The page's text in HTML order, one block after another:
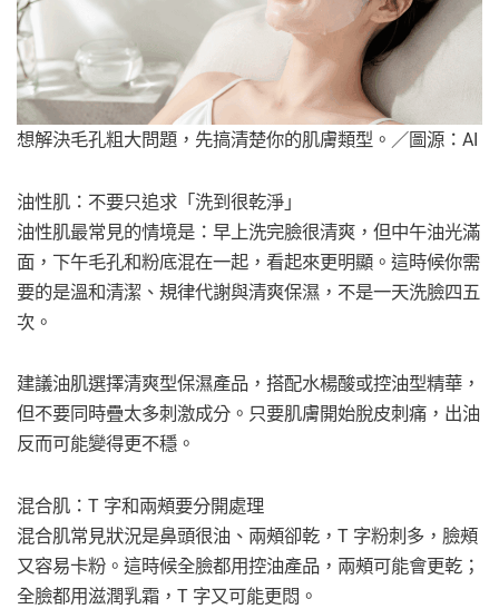
想解決毛孔粗大問題，先搞清楚你的肌膚類型。／圖源：AI
油性肌：不要只追求「洗到很乾淨」
油性肌最常見的情境是：早上洗完臉很清爽，但中午油光滿
面，下午毛孔和粉底混在一起，看起來更明顯。這時候你需
要的是溫和清潔、規律代謝與清爽保濕，不是一天洗臉四五
次。
建議油肌選擇清爽型保濕產品，搭配水楊酸或控油型精華，
但不要同時疊太多刺激成分。只要肌膚開始脫皮刺痛，出油
反而可能變得更不穩。
混合肌：T 字和兩頰要分開處理
混合肌常見狀況是鼻頭很油、兩頰卻乾，T 字粉刺多，臉頰
又容易卡粉。這時候全臉都用控油產品，兩頰可能會更乾；
全臉都用滋潤乳霜，T 字又可能更悶。